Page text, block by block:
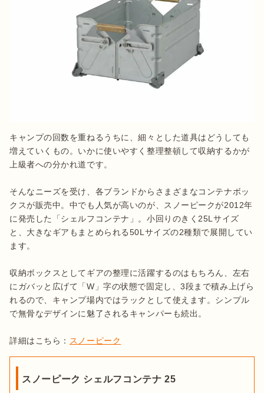
キャンプの回数を重ねるうちに、細々とした道具はどうしても
増えていくもの。いかに使いやすく整理整頓して収納するかが
上級者への分かれ道です。
そんなニーズを受け、各ブランドからさまざまなコンテナボッ
クスが販売中。中でも人気が高いのが、スノーピークが2012年
に発売した「シェルフコンテナ」。小回りのきく25Lサイズ
と、大きなギアもまとめられる50Lサイズの2種類で展開してい
ます。
収納ボックスとしてギアの整理に活躍するのはもちろん、左右
にガバッと広げて「W」字の状態で固定し、3段まで積み上げら
れるので、キャンプ場内ではラックとして使えます。シンプル
で無骨なデザインに魅了されるキャンパーも続出。
詳細はこちら： スノーピーク
スノーピーク シェルフコンテナ 25